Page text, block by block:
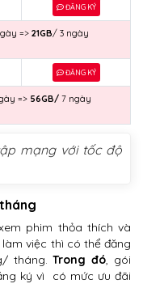
ĐĂNG KÝ
=> 21GB/ 3 ngày
ĐĂNG KÝ
=> 56GB/ 7 ngày
mạng với tốc độ
phim thỏa thích và
việc thì có thể đăng
tháng.Trong đó, gói
ký vì có mức ưu đãi